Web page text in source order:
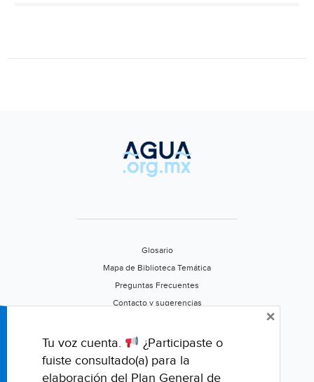
agua
(Milenio)
Glosario
Mapa de Biblioteca Temática
Preguntas Frecuentes
Contacto y sugerencias
Califica este portal
Tu voz cuenta.
¿Participaste o
fuiste consultado(a) para la
elaboración del Plan General de
×